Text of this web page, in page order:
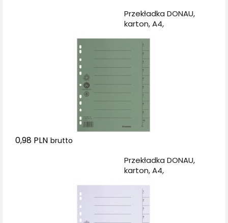
Przekładka DONAU,
karton, A4,
karta, zielona
0,98 PLN brutto
Przekładka DONAU,
karton, A4,
karta, biała